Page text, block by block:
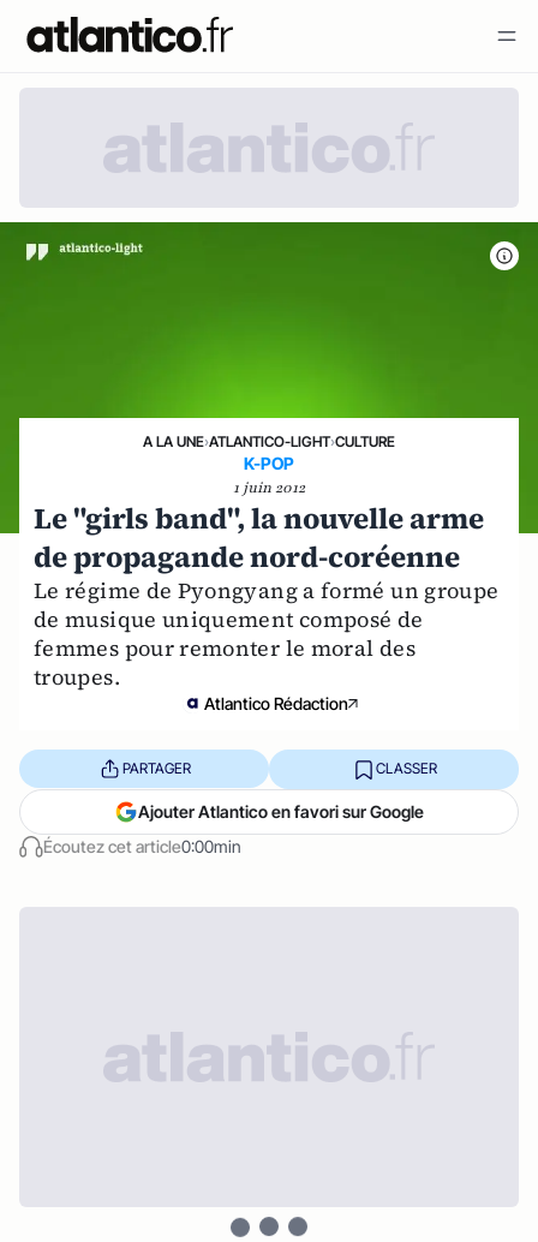
A LA UNE›ATLANTICO-LIGHT›CULTURE
K-POP
1 juin 2012
Le "girls band", la nouvelle arme
de propagande nord-coréenne
Le régime de Pyongyang a formé un groupe
de musique uniquement composé de
femmes pour remonter le moral des
troupes.
Atlantico Rédaction
Écoutez cet article0:00min
PARTAGER CLASSER
Ajouter Atlantico en favori sur Google